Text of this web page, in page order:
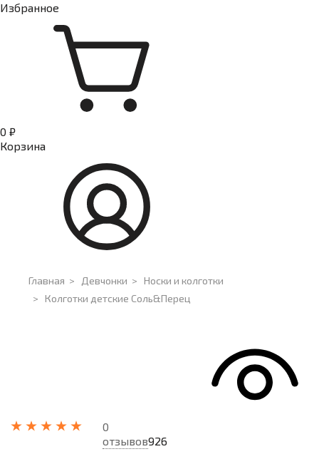
Избранное
0 ₽
Корзина
Главная > Девчонки > Носки и колготки
> Колготки детские Соль&Перец
0
отзывов926